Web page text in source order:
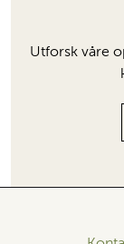
Utforsk våre